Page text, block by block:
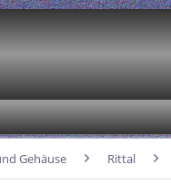
Gehäuse Rittal